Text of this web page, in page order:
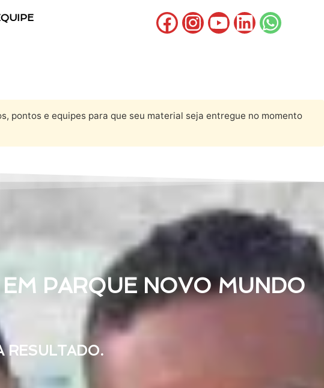
pontos e equipes para que seu material seja entregue no momento
PARQUE NOVO MUNDO
RESULTADO.